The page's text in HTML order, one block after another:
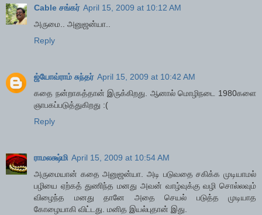
Cable சங்கர் April 15, 2009 at 10:12 AM
அருமை.. அனுஜன்யா..
Reply
ஜ்யோவ்ராம் சுந்தர் April 15, 2009 at 10:42 AM
கதை நன்றாகத்தான் இருக்கிறது. ஆனால் மொழிநடை 1980களை
ஞாபகப்படுத்துகிறது :(
Reply
ராமலக்ஷ்மி April 15, 2009 at 10:54 AM
அருமையான் கதை அனுஜன்யா. அடி படுவதை சகிக்க முடியாமல்
பழியை ஏற்கத் துணிந்த மனது அவன் வாழ்வுக்கு வழி சொல்லவும்
விழைந்த மனது தானே அதை செயல் படுத்த முடியாத
கோழையாகி விட்டது. மனித இயல்புதான் இது.